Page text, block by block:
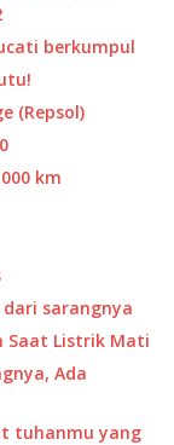
berkumpul
(Repsol)
km
sarangnya
Saat Listrik Mati
Ada
tuhanmu yang